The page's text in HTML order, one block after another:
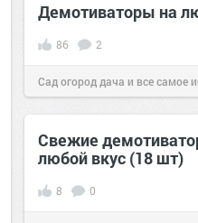
Демотиваторы на
86 2
Сад огород дача и все самое
10 сен 2021
Свежие
любой вкус (18 шт)
8 0